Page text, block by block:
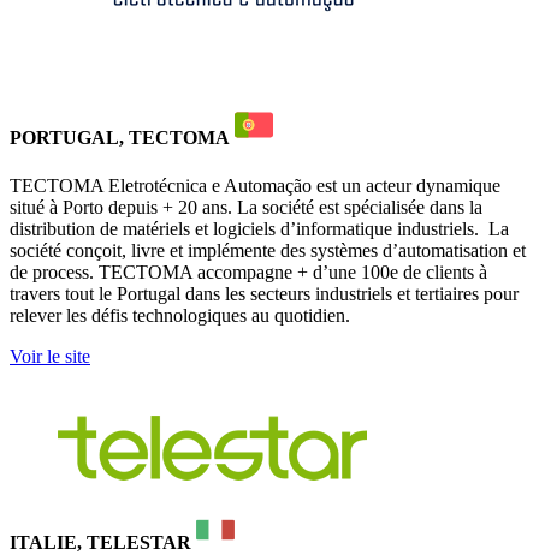
PORTUGAL, TECTOMA
TECTOMA Eletrotécnica e Automação est un acteur dynamique
situé à Porto depuis + 20 ans. La société est spécialisée dans la
distribution de matériels et logiciels d’informatique industriels. La
société conçoit, livre et implémente des systèmes d’automatisation et
de process. TECTOMA accompagne + d’une 100e de clients à
travers tout le Portugal dans les secteurs industriels et tertiaires pour
relever les défis technologiques au quotidien.
Voir le site
ITALIE, TELESTAR